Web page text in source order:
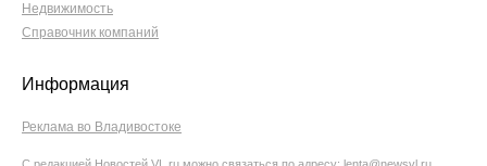
Недвижимость
Справочник компаний
Информация
Реклама во Владивостоке